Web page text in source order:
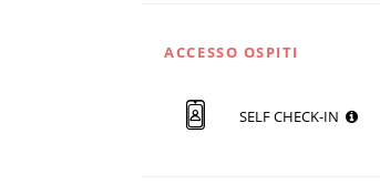
ACCESSO OSPITI
SELF CHECK-IN